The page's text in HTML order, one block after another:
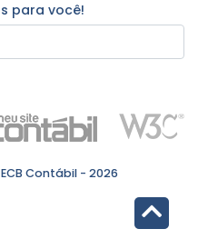
para você!
Contábil - 2026